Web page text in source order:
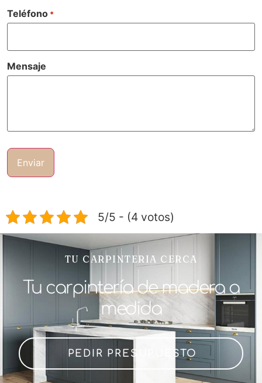
Teléfono *
Mensaje
5/5 - (4 votos)
TU CARPINTERIA CERCA
Tu carpintería de madera a
medida
PEDIR PRESUPUESTO